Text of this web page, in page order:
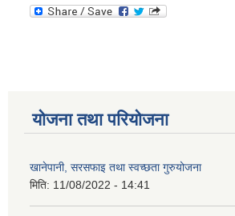
योजना तथा परियोजना
खानेपानी, सरसफाइ तथा स्वच्छता गुरुयोजना
मिति: 11/08/2022 - 14:41